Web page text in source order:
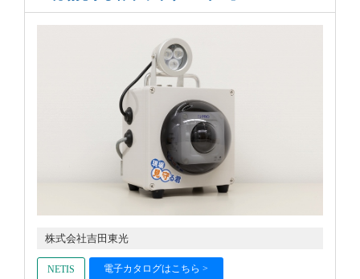
株式会社吉田東光
NETIS 電子カタログはこちら >